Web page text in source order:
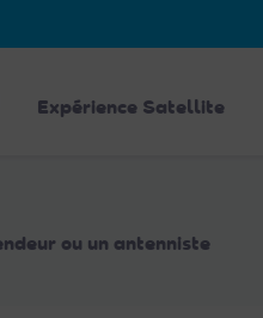
Expérience Satellite
ou un antenniste